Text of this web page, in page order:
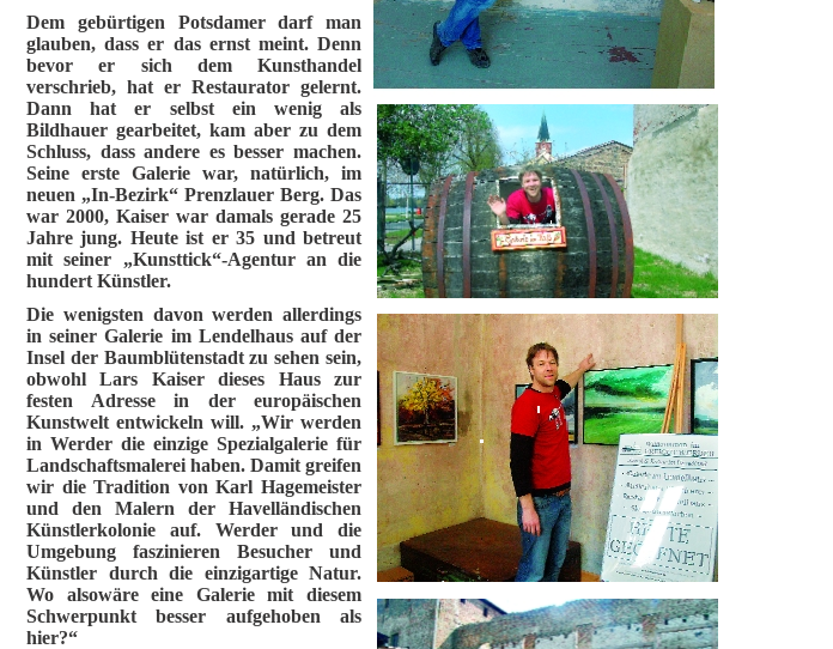
Dem gebürtigen Potsdamer darf man
glauben, dass er das ernst meint. Denn
bevor er sich dem Kunsthandel
verschrieb, hat er Restaurator gelernt.
Dann hat er selbst ein wenig als
Bildhauer gearbeitet, kam aber zu dem
Schluss, dass andere es besser machen.
Seine erste Galerie war, natürlich, im
neuen „In-Bezirk“ Prenzlauer Berg. Das
war 2000, Kaiser war damals gerade 25
Jahre jung. Heute ist er 35 und betreut
mit seiner „Kunsttick“-Agentur an die
hundert Künstler.
Die wenigsten davon werden allerdings
in seiner Galerie im Lendelhaus auf der
Insel der Baumblütenstadt zu sehen sein,
obwohl Lars Kaiser dieses Haus zur
festen Adresse in der europäischen
Kunstwelt entwickeln will. „Wir werden
in Werder die einzige Spezialgalerie für
Landschaftsmalerei haben. Damit greifen
wir die Tradition von Karl Hagemeister
und den Malern der Havelländischen
Künstlerkolonie auf. Werder und die
Umgebung faszinieren Besucher und
Künstler durch die einzigartige Natur.
Wo alsowäre eine Galerie mit diesem
Schwerpunkt besser aufgehoben als
hier?“